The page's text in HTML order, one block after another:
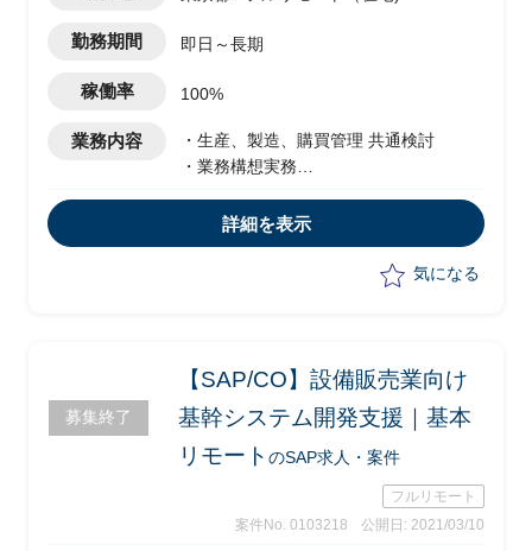
勤務期間 即日～長期
稼働率 100%
業務内容
・生産、製造、購買管理 共通検討
・業務構想実務
詳細を表示
気になる
募集終了
【SAP/CO】設備販売業向け
基幹システム開発支援｜基本
リモート のSAP求人・案件
フルリモート
案件No. 0103218
公開日: 2021/03/10